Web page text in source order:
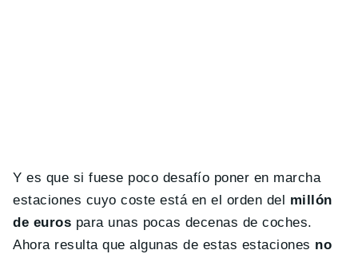
Y es que si fuese poco desafío poner en marcha
estaciones cuyo coste está en el orden del millón
de euros para unas pocas decenas de coches.
Ahora resulta que algunas de estas estaciones no